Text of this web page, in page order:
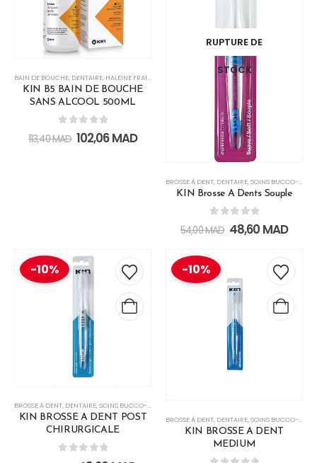
BAIN DE BOUCHE, DENTAIRE, HALEINE FRAICHE
SOINS BUCCO-DENTAIRES
KIN B5 BAIN DE BOUCHE
SANS ALCOOL 500ML
out of 5
113,40MAD 102,06MAD
RUPTURE DE
STOCK
BROSSE À DENT, DENTAIRE,SOINS BUCCO-DENTAIRES
KIN Brosse A Dents Souple
out of 5
54,00MAD 48,60 MAD
-10%
BROSSE À DENT, DENTAIRE,SOINS BUCCO-DENTAIRES
KIN BROSSE A DENT POST
CHIRURGICALE
out of 5
-10%
BROSSE À DENT, DENTAIRE,SOINS BUCCO-DENTAIRES
KIN BROSSE A DENT
MEDIUM